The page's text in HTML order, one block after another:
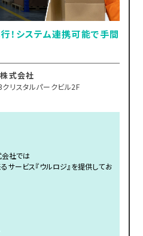
！システム連携可能で手間
式会社
スタルパークビル2F
会社では
サービス『ウルロジ』を提供してお